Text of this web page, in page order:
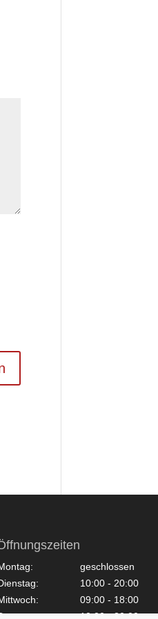
geschlossen
10:00 - 20:00
09:00 - 18:00
10:00 - 20:00